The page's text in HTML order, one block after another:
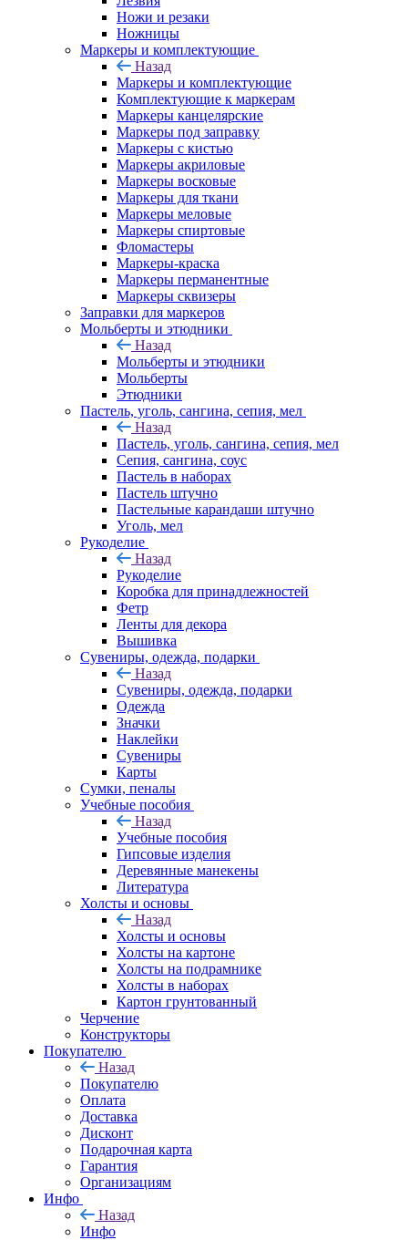
Ножи и резаки
Ножницы
Маркеры и комплектующие
Назад
Маркеры и комплектующие
Комплектующие к маркерам
Маркеры канцелярские
Маркеры под заправку
Маркеры с кистью
Маркеры акриловые
Маркеры восковые
Маркеры для ткани
Маркеры меловые
Маркеры спиртовые
Фломастеры
Маркеры-краска
Маркеры перманентные
Маркеры сквизеры
Заправки для маркеров
Мольберты и этюдники
Назад
Мольберты и этюдники
Мольберты
Этюдники
Пастель, уголь, сангина, сепия, мел
Назад
Пастель, уголь, сангина, сепия, мел
Сепия, сангина, соус
Пастель в наборах
Пастель штучно
Пастельные карандаши штучно
Уголь, мел
Рукоделие
Назад
Рукоделие
Коробка для принадлежностей
Фетр
Ленты для декора
Вышивка
Сувениры, одежда, подарки
Назад
Сувениры, одежда, подарки
Одежда
Значки
Наклейки
Сувениры
Карты
Сумки, пеналы
Учебные пособия
Назад
Учебные пособия
Гипсовые изделия
Деревянные манекены
Литература
Холсты и основы
Назад
Холсты и основы
Холсты на картоне
Холсты на подрамнике
Холсты в наборах
Картон грунтованный
Черчение
Конструкторы
Покупателю
Назад
Покупателю
Оплата
Доставка
Дисконт
Подарочная карта
Гарантия
Организациям
Инфо
Назад
Инфо